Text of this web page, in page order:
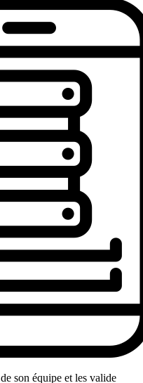
de son équipe et les valide